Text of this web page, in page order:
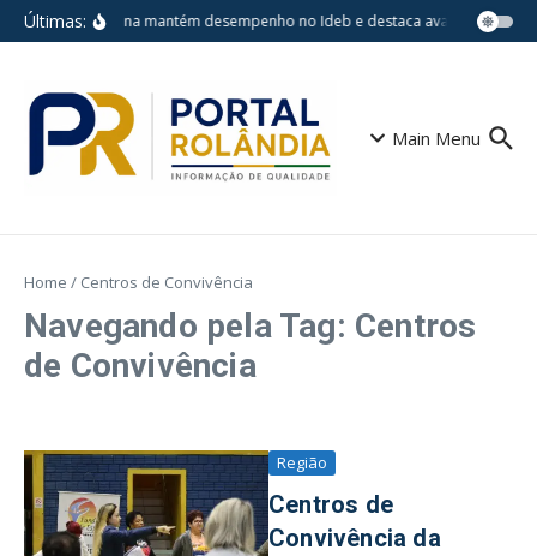
Ir para o conteúdo
Últimas:Londrina mantém desempenho no Ideb e destaca avanços em
Main Menu
Home / Centros de Convivência
Navegando pela Tag: Centros
de Convivência
Região
Centros de
Convivência da